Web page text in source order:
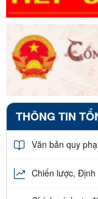
THÔNG TIN
Văn bản quy
Chiến lược, Định